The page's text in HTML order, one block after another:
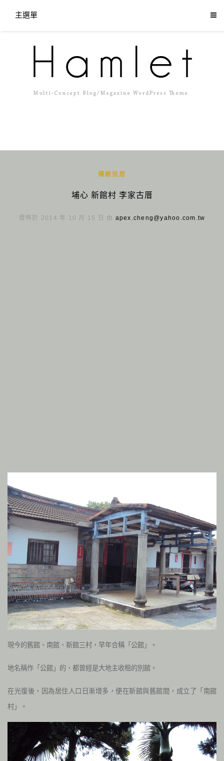
主選單
傳統民居
埔心 新館村 李家古厝
發佈於 2014 年 10 月 15 日 由 apex.cheng@yahoo.com.tw
現今的舊館、南館、新館三村，早年合稱「公館」。
地名稱作「公館」的，都曾經是大地主收租的別館。
在光復後，因為居住人口日漸增多，便在新館與舊館間，成立了「南館
村」。